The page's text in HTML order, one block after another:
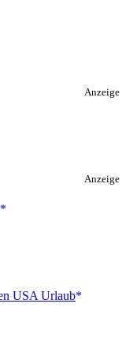
Anzeige
Anzeige